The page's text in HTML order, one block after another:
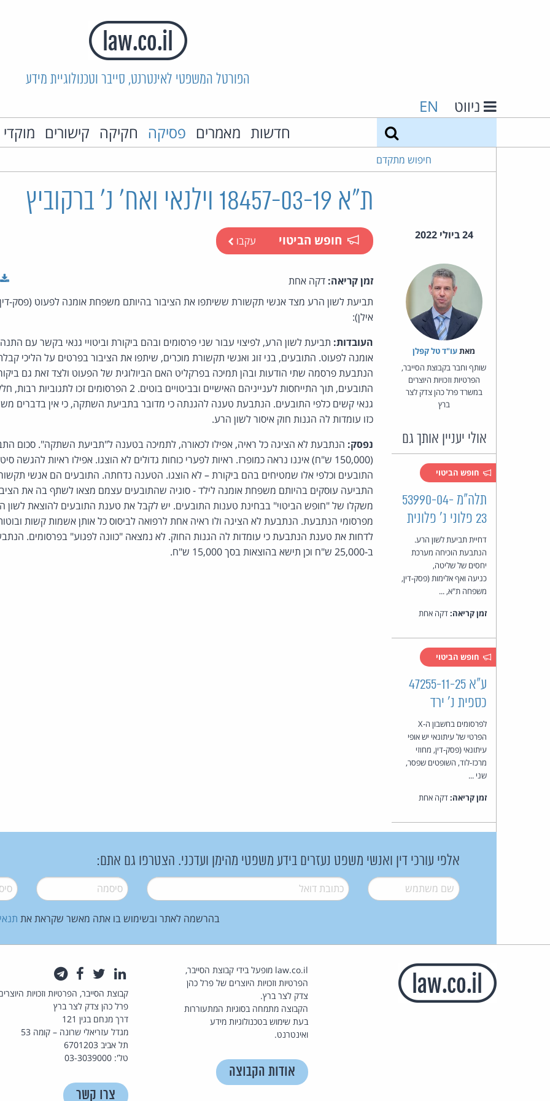
הפורטל המשפטי לאינטרנט, סייבר וטכנולוגיית מידע
ניווט EN
חדשות מאמרים פסיקה חקיקה קישורים
חיפוש מתקדם
ת"א 18457-03-19 וילנאי ואח' נ' ברקוביץ
24 ביולי 2022 חופש הביטוי עקבו
מאת‏עו"ד טל קפלן
שותף וחבר בקבוצת הסייבר,
הפרטיות וזכויות היוצרים
במשרד פרל כהן צדק לצר
ברץ
אולי יעניין אותך גם
חופש הביטוי
תלה"מ 53990-04-
23 פלוני נ' פלונית
דחיית תביעת לשון הרע.
הנתבעת הוכיחה מערכת
יחסים של שליטה,
כניעה ואף אלימות (פסק-דין,
משפחה ת"א, ...
זמן קריאה:דקה אחת
חופש הביטוי
ע"א 47255-11-25
כספית נ' ירד
לפרסומים בחשבון ה-X
הפרטי של עיתונאי יש אופי
עיתונאי (פסק-דין, מחוזי
מרכז-לוד, השופטים שפסר,
שני ...
זמן קריאה:דקה אחת
זמן קריאה: דקה אחת
תביעת לשון הרע מצד אנשי תקשורת ששיתפו את הציבור בהיותם משפחת אומנה לפעוט (פסק-
אילן):
העובדות: תביעת לשון הרע, לפיצוי עבור שני פרסומים ובהם ביקורת וביטויי גנאי בקשר עם
אומנה לפעוט. התובעים, בני זוג ואנשי תקשורת מוכרים, שיתפו את הציבור בפרטים על הליכי
הנתבעת פרסמה שתי הודעות ובהן תמיכה בפרקליט האם הביולוגית של הפעוט ולצד זאת גם
התובעים, תוך התייחסות לענייניהם האישיים ובביטויים בוטים. 2
גנאי קשים כלפי התובעים. הנתבעת טענה להגנתה כי מדובר בתביעת השתקה, כי אין בדברים
כזו עומדות לה הגנות חוק איסור לשון הרע.
נפסק: הנתבעת לא הציגה כל ראיה, אפילו לכאורה, לתמיכה בטענה ל"תביעת השתקה". סכום
(150,000 ש"ח) איננו נראה כמופרז. ראיות לפערי כוחות גדולים לא הוצגו. אפילו ראיות להגשה
התובעים וכלפי אלו שמטיחים בהם ביקורת – לא הוצגו. הטענה נדחתה. התובעים הם אנשי
התביעה עוסקים בהיותם משפחת אומנה לילד - סוגיה שהתובעים עצמם מצאו לשתף בה את
משקלו של "חופש הביטוי" בבחינת טענות התובעים. יש לקבל את טענת התובעים להוצאת לשון
מפרסומי הנתבעת. הנתבעת לא הציגה ולו ראיה אחת לרפואה לביסוס כל אותן אשמות קשות
לדחות את טענת הנתבעת כי עומדות לה הגנות החוק. לא נמצאה "כוונה לפגוע" בפרסומים.
ב-25,000 ש"ח וכן תישא בהוצאות בסך 15,000 ש"ח.
אלפי עורכי דין ואנשי משפט נעזרים בידע משפטי מהימן ועדכני. הצטרפו גם אתם:
שם משתמש* דואל* סיסמה*
בהרשמה לאתר ובשימוש בו אתה מאשר שקראת את
law.co.il מופעל בידי קבוצת הסייבר,
הפרטיות וזכויות היוצרים של פרל כהן
צדק לצר ברץ.
הקבוצה מתמחה בסוגיות המתעוררות
בעת שימוש בטכנולוגיות מידע
ואינטרנט.
אודות הקבוצה
לינקדאין
טוויטרפייסבוק
קבוצת הסייבר, הפרטיות וזכויות
פרל כהן צדק לצר ברץ
דרך מנחם בגין 121
מגדל עזריאלי שרונה – קומה 53
תל אביב 6701203
טל': 03-3039000
צרו קשר